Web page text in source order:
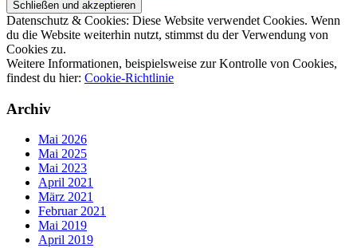
Datenschutz & Cookies: Diese Website verwendet Cookies. Wenn
du die Website weiterhin nutzt, stimmst du der Verwendung von
Cookies zu.
Weitere Informationen, beispielsweise zur Kontrolle von Cookies,
findest du hier: Cookie-Richtlinie
Archiv
Mai 2026
Mai 2025
Mai 2023
April 2021
März 2021
Februar 2021
Mai 2019
April 2019